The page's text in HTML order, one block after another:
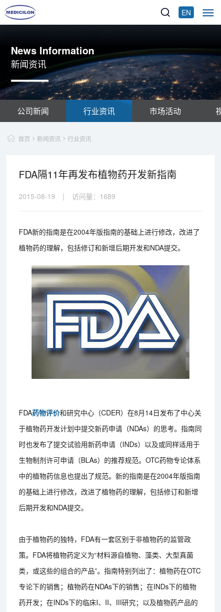
EN
News Information
新闻资讯
公司新闻 行业资讯 市场活动
首页 新闻资讯 行业资讯
FDA隔11年再发布植物药开发新指南
2015-08-19 | 访问量： 1689
FDA新的指南是在2004年版指南的基础上进行修改，改进了
植物药的理解，包括修订和新增后期开发和NDA提交。
FDA药物评价和研究中心（CDER）在8月14日发布了中心关
于植物药开发计划中提交新药申请（NDAs）的思考。指南同
时也发布了提交试验用新药申请（INDs）以及或同样适用于
生物制剂许可申请（BLAs）的推荐规范。OTC药物专论体系
中的植物药信息也提出了规范。新的指南是在2004年版指南
的基础上进行修改，改进了植物药的理解，包括修订和新增
后期开发和NDA提交。
由于植物药的独特，FDA有一套区别于非植物药的监管政
策。FDA将植物药定义为“材料源自植物、藻类、大型真菌
类，或这些的组合的产品”。指南特别列出了：植物药在OTC
专论下的销售；植物药在NDAs下的销售；在INDs下的植物
药开发；在INDs下的临床I、II、III研究；以及植物药产品的